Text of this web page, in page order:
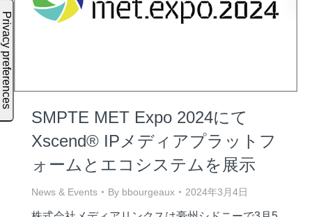
SMPTE MET Expo 2024にて
Xscend® IPメディアプラットフ
ォームとエコシステムを展示
News & Events By bbourgeaux 2024年3月4日